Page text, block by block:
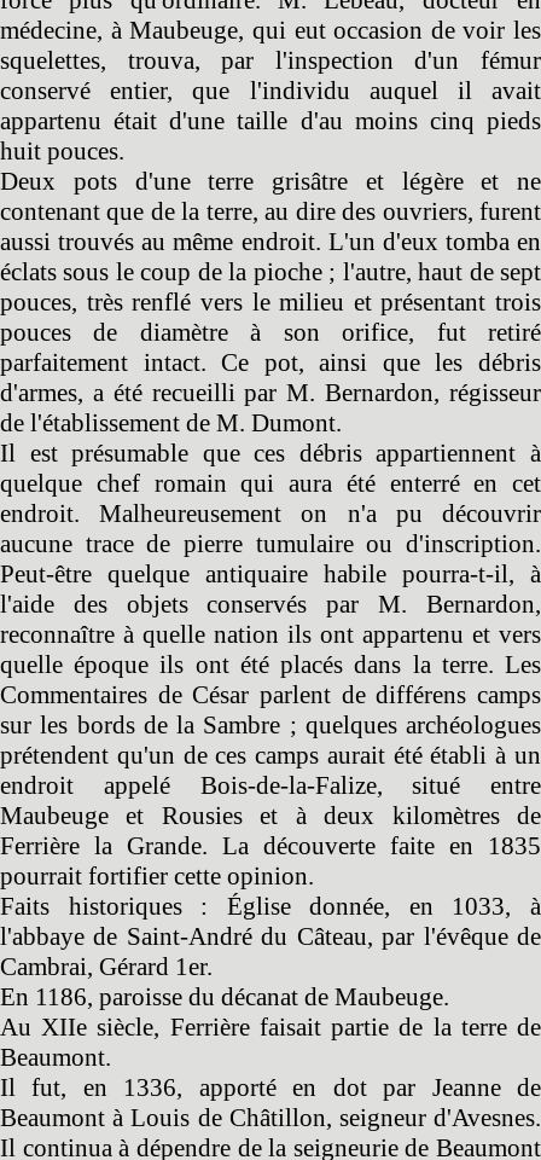
médecine, à Maubeuge, qui eut occasion de voir les
squelettes, trouva, par l'inspection d'un fémur
conservé entier, que l'individu auquel il avait
appartenu était d'une taille d'au moins cinq pieds
huit pouces.
Deux pots d'une terre grisâtre et légère et ne
contenant que de la terre, au dire des ouvriers, furent
aussi trouvés au même endroit. L'un d'eux tomba en
éclats sous le coup de la pioche ; l'autre, haut de sept
pouces, très renflé vers le milieu et présentant trois
pouces de diamètre à son orifice, fut retiré
parfaitement intact. Ce pot, ainsi que les débris
d'armes, a été recueilli par M. Bernardon, régisseur
de l'établissement de M. Dumont.
Il est présumable que ces débris appartiennent à
quelque chef romain qui aura été enterré en cet
endroit. Malheureusement on n'a pu découvrir
aucune trace de pierre tumulaire ou d'inscription.
Peut-être quelque antiquaire habile pourra-t-il, à
l'aide des objets conservés par M. Bernardon,
reconnaître à quelle nation ils ont appartenu et vers
quelle époque ils ont été placés dans la terre. Les
Commentaires de César parlent de différens camps
sur les bords de la Sambre ; quelques archéologues
prétendent qu'un de ces camps aurait été établi à un
endroit appelé Bois-de-la-Falize, situé entre
Maubeuge et Rousies et à deux kilomètres de
Ferrière la Grande. La découverte faite en 1835
pourrait fortifier cette opinion.
Faits historiques : Église donnée, en 1033, à
l'abbaye de Saint-André du Câteau, par l'évêque de
Cambrai, Gérard 1er.
En 1186, paroisse du décanat de Maubeuge.
Au XIIe siècle, Ferrière faisait partie de la terre de
Beaumont.
Il fut, en 1336, apporté en dot par Jeanne de
Beaumont à Louis de Châtillon, seigneur d'Avesnes.
Il continua à dépendre de la seigneurie de Beaumont